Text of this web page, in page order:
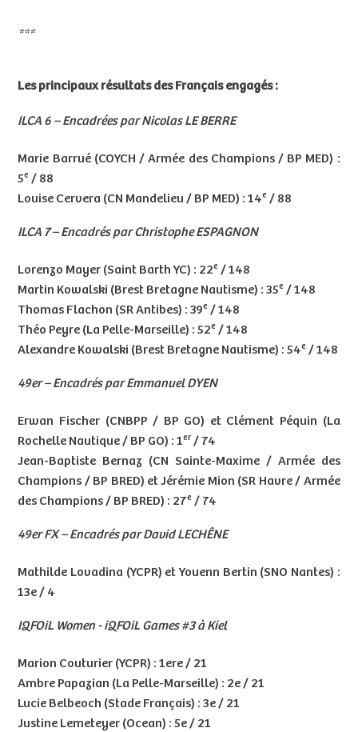
***
Les principaux résultats des Français engagés :
ILCA 6 – Encadrées par Nicolas LE BERRE
Marie Barrué (COYCH / Armée des Champions / BP MED) :
5e / 88
Louise Cervera (CN Mandelieu / BP MED) : 14e / 88
ILCA 7 – Encadrés par Christophe ESPAGNON
Lorenzo Mayer (Saint Barth YC) : 22e / 148
Martin Kowalski (Brest Bretagne Nautisme) : 35e / 148
Thomas Flachon (SR Antibes) : 39e / 148
Théo Peyre (La Pelle-Marseille) : 52e / 148
Alexandre Kowalski (Brest Bretagne Nautisme) : 54e / 148
49er – Encadrés par Emmanuel DYEN
Erwan Fischer (CNBPP / BP GO) et Clément Péquin (La
Rochelle Nautique / BP GO) : 1er/ 74
Jean-Baptiste Bernaz (CN Sainte-Maxime / Armée des
Champions / BP BRED) et Jérémie Mion (SR Havre / Armée
des Champions / BP BRED) : 27e / 74
49er FX – Encadrés par David LECHÊNE
Mathilde Lovadina (YCPR) et Youenn Bertin (SNO Nantes) :
13e / 4
IQFOiL Women - iQFOiL Games #3 à Kiel
Marion Couturier (YCPR) : 1ere / 21
Ambre Papazian (La Pelle-Marseille) : 2e / 21
Lucie Belbeoch (Stade Français) : 3e / 21
Justine Lemeteyer (Ocean) : 5e / 21